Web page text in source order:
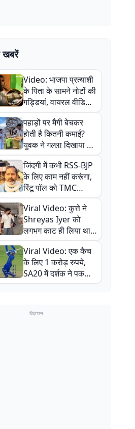
खबरें
Video: भाजपा प्रत्याशी
के पिता के सामने नोटों की
गड्डियां, वायरल वीडियो
से राजनीति में उबाल,
अजित महतो बोले- TMC
की गंदी चाल
पहाड़ों पर मैगी बेचकर
होती है कितनी कमाई?
युवक ने गल्ला दिखाया तो
नौकरी वालों के खड़े हो गए
कान
जिंदगी में कभी RSS-BJP
के लिए काम नहीं करूंगा,
रिंटू पॉल को TMC
ऑफिस में ले जाकर पीटा,
Video वायरल
Viral Video: कुत्ते ने
Shreyas Iyer को
लगभग काट ही लिया था,
न्यूजीलैंड सीरीज से पहले
बाल-बाल बचे
Viral Video: एक कैच
के लिए 1 करोड़ रुपये,
SA20 में दर्शक ने पकड़ा
एक हाथ से गजब का कैच
विज्ञापन